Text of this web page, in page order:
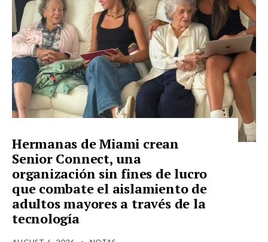
Hermanas de Miami crean
Senior Connect, una
organización sin fines de lucro
que combate el aislamiento de
adultos mayores a través de la
tecnología